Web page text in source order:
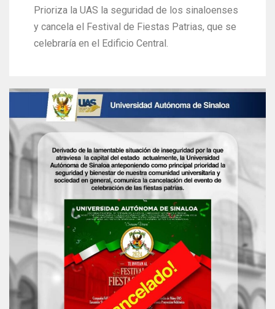
Prioriza la UAS la seguridad de los sinaloenses
y cancela el Festival de Fiestas Patrias, que se
celebraría en el Edificio Central.